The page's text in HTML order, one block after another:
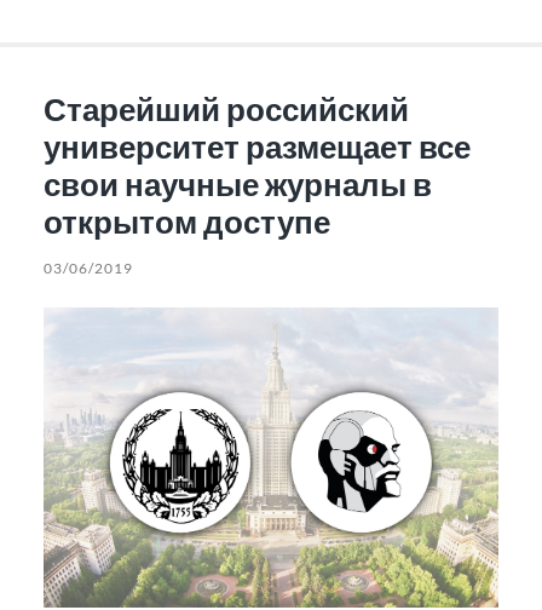
Старейший российский
университет размещает все
свои научные журналы в
открытом доступе
03/06/2019